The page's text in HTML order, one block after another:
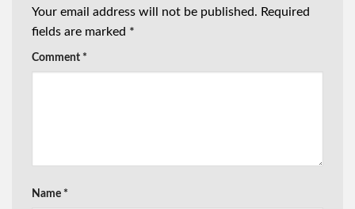
Your email address will not be published. Required
fields are marked *
Comment *
Name *